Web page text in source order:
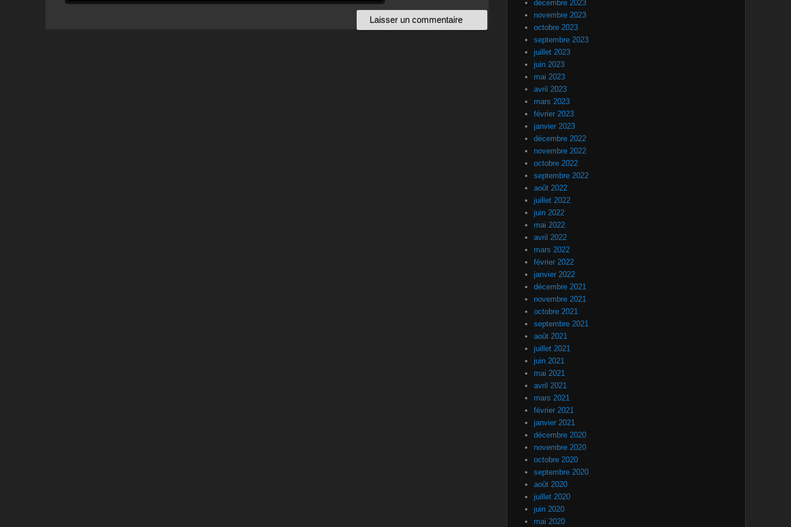
décembre 2023
novembre 2023
octobre 2023
septembre 2023
juillet 2023
juin 2023
mai 2023
avril 2023
mars 2023
février 2023
janvier 2023
décembre 2022
novembre 2022
octobre 2022
septembre 2022
août 2022
juillet 2022
juin 2022
mai 2022
avril 2022
mars 2022
février 2022
janvier 2022
décembre 2021
novembre 2021
octobre 2021
septembre 2021
août 2021
juillet 2021
juin 2021
mai 2021
avril 2021
mars 2021
février 2021
janvier 2021
décembre 2020
novembre 2020
octobre 2020
septembre 2020
août 2020
juillet 2020
juin 2020
mai 2020